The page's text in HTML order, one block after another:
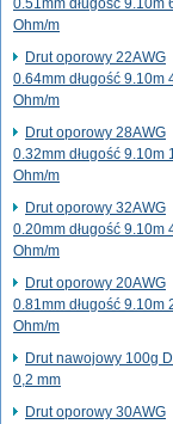
Ohm/m
Drut oporowy 22AWG
0.64mm długość 9.10m
Ohm/m
Drut oporowy 28AWG
0.32mm długość 9.10m
Ohm/m
Drut oporowy 32AWG
0.20mm długość 9.10m
Ohm/m
Drut oporowy 20AWG
0.81mm długość 9.10m
Ohm/m
Drut nawojowy 100g
0,2 mm
Drut oporowy 30AWG